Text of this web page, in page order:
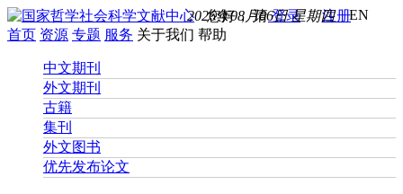
您好， 请登录 注册EN
2026年08月06日 星期四
首页 资源 专题 服务 关于我们 帮助
中文期刊
外文期刊
古籍
集刊
外文图书
优先发布论文